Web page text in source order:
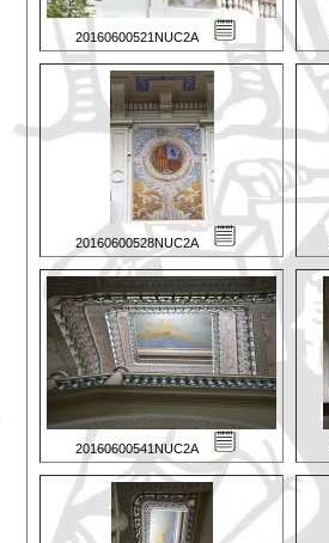
20160600521NUC2A
20160600528NUC2A
20160600541NUC2A